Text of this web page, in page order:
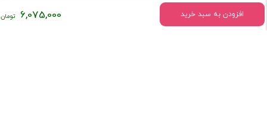
افزودن به سبد خرید 6,075,000